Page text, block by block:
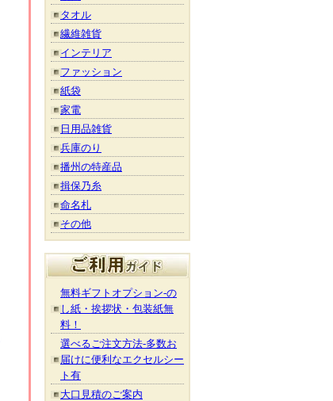
タオル
繊維雑貨
インテリア
ファッション
紙袋
家電
日用品雑貨
兵庫のり
播州の特産品
揖保乃糸
命名札
その他
無料ギフトオプション-の
し紙・挨拶状・包装紙無
料！
選べるご注文方法-多数お
届けに便利なエクセルシー
ト有
大口見積のご案内